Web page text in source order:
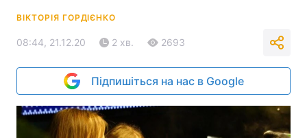
ВІКТОРІЯ ГОРДІЄНКО
08:44, 21.12.20 2 хв. 2693
Підпишіться на нас в Google